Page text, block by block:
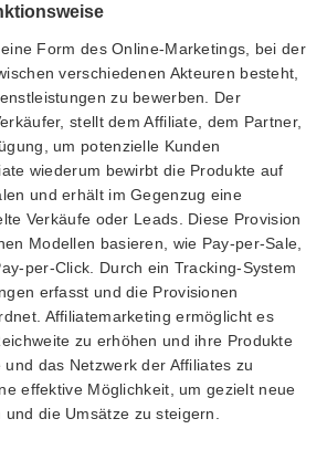
Form des Online-Marketings, bei der
verschiedenen Akteuren besteht,
zu bewerben. Der
stellt dem Affiliate, dem Partner,
um potenzielle Kunden
wiederum bewirbt die Produkte auf
und erhält im Gegenzug eine
Verkäufe oder Leads. Diese Provision
Modellen basieren, wie Pay-per-Sale,
per-Click. Durch ein Tracking-System
erfasst und die Provisionen
Affiliatemarketing ermöglicht es
zu erhöhen und ihre Produkte
das Netzwerk der Affiliates zu
effektive Möglichkeit, um gezielt neue
die Umsätze zu steigern.